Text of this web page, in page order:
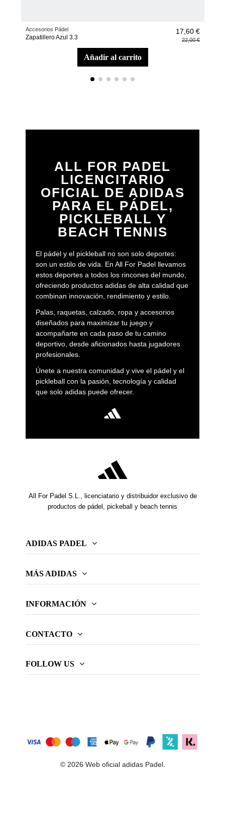
Accesorios Pádel
Zapatillero Azul 3.3
17,60 €
22,00 €
añadir al carrito
ALL FOR PADEL
LICENCITARIO
OFICIAL DE ADIDAS
PARA EL PÁDEL,
PICKLEBALL Y
BEACH TENNIS
El pádel y el pickleball no son solo deportes:
son un estilo de vida. En All For Padel llevamos
estos deportes a todos los rincones del mundo,
ofreciendo productos adidas de alta calidad que
combinan innovación, rendimiento y estilo.
Palas, raquetas, calzado, ropa y accesorios
diseñados para maximizar tu juego y
acompañarte en cada paso de tu camino
deportivo, desde aficionados hasta jugadores
profesionales.
Únete a nuestra comunidad y vive el pádel y el
pickleball con la pasión, tecnología y calidad
que solo adidas puede ofrecer.
All For Padel S.L., licenciatario y distribuidor exclusivo de
productos de pádel, pickeball y beach tennis
ADIDAS PADEL
MÁS ADIDAS
INFORMACIÓN
CONTACTO
FOLLOW US
© 2026 Web oficial adidas Padel.